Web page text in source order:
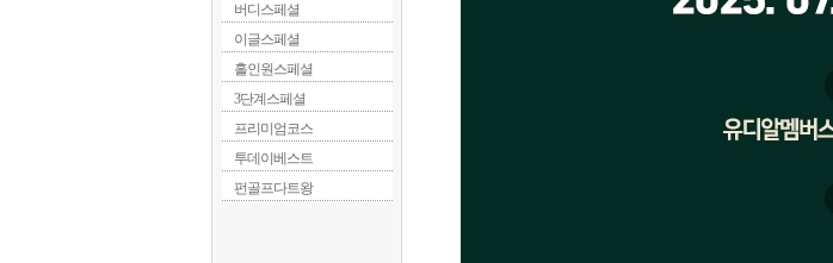
버디스페셜
이글스페셜
홀인원스페셜
3단계스페셜
프리미엄코스
투데이베스트
펀골프다트왕